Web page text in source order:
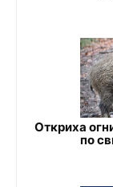
Откриха
по